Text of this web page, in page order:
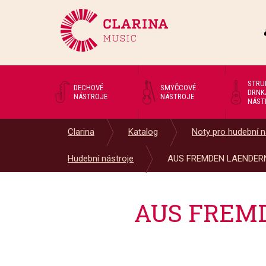
DECHOVÉ
NÁSTROJE
SMYČCOVÉ
NÁSTROJE
Clarina Katalog Noty pro hudební
Hudební nástroje AUS FREMDEN
AUS